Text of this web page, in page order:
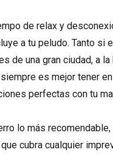
de relax y
a tu peludo. Tanto si
de una gran ciudad, a
es mejor tener
perfectas con tu
lo más
cubra cualquier